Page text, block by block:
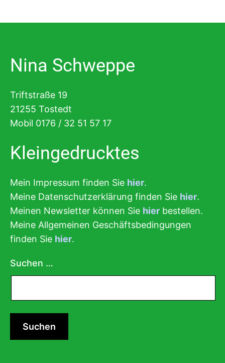
Nina Schweppe
Triftstraße 19
21255 Tostedt
Mobil 0176 / 32 51 57 17
Kleingedrucktes
Mein Impressum finden Sie hier.
Meine Datenschutzerklärung finden Sie hier.
Meinen Newsletter können Sie hier bestellen.
Meine Allgemeinen Geschäftsbedingungen
finden Sie hier.
Suchen …